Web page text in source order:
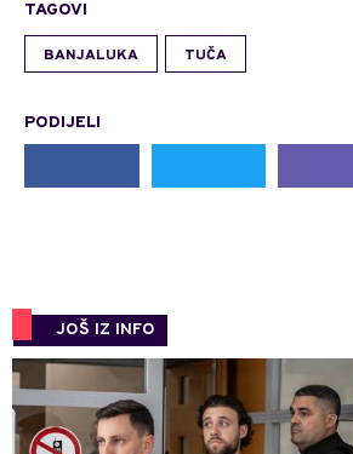
TAGOVI
BANJALUKA TUČA
PODIJELI
JOŠ IZ INFO